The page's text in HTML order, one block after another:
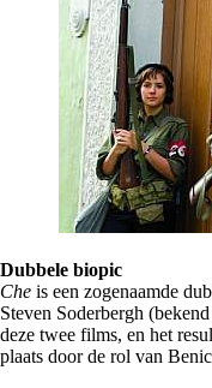
Dubbele biopic
Che is een zogenaamde
Steven Soderbergh
deze twee films, en het
plaats door de rol van